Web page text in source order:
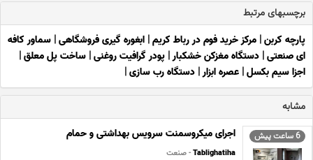
برچسبهای مرتبط
پارچه کربن| مرکز خرید فوم در رباط کریم| ابغوره گیری فروشگاهی| سماور کافه
ای صنعتی| دستگاه مغزکن خشکبار| پودر گرافیت روغنی| ساخت پل معلق|
اجزا سیم بکسل| عصره ابزار| دستگاه رب سازی|
مشابه
6 ساعت پیش اجرای میکروسمنت سرویس بهداشتی و حمام
Tablighatiha- صنعت